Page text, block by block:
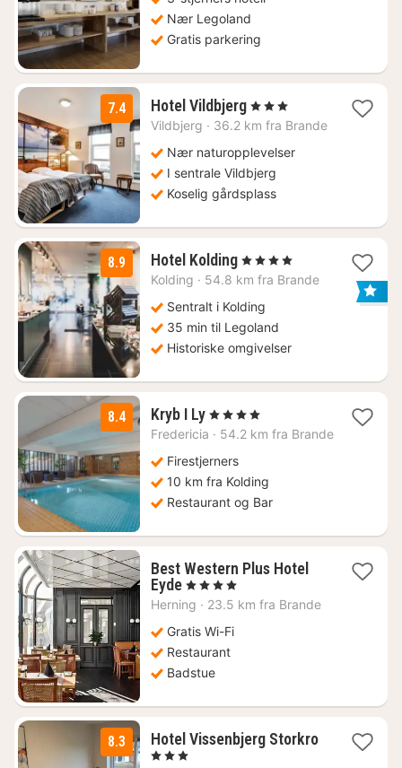
Nær Legoland
Gratis parkering
7.4 Hotel Vildbjerg1
natt
1268
kr.
, 3 Stjerner
Vildbjerg · 36.2 km fra Brande
Nær naturopplevelser
I sentrale Vildbjerg
Koselig gårdsplass
8.9 Hotel Kolding1
natt
1121
kr.
, 4 Stjerner
Kolding · 54.8 km fra Brande
Sentralt i Kolding
35 min til Legoland
Historiske omgivelser
8.4 Kryb I Ly1
natt
1459
kr.
, 4 Stjerner
Fredericia · 54.2 km fra Brande
Firestjerners
10 km fra Kolding
Restaurant og Bar
Best Western Plus Hotel
Eyde1
natt
fra
1010
kr.
, 4 Stjerner
Herning · 23.5 km fra Brande
Gratis Wi-Fi
Restaurant
Badstue
8.3
Hotel Vissenbjerg Storkro
1
, 3 Stjerner